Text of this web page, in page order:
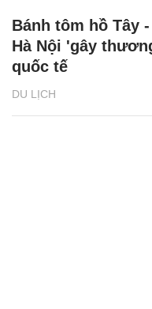
DU LỊCH
Bánh tôm hồ Tây
Hà Nội 'gây
quốc tế